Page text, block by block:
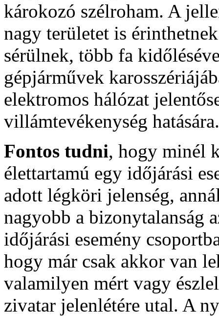
károkozó szélroham. A
nagy területet is
sérülnek, több fa
gépjárművek
elektromos hálózat
villámtevékenység hatására.
Fontos tudni, hogy minél
élettartamú egy időjárási
adott légköri jelenség,
nagyobb a bizonytalanság
időjárási esemény
hogy már csak akkor van
valamilyen mért vagy
zivatar jelenlétére utal. A